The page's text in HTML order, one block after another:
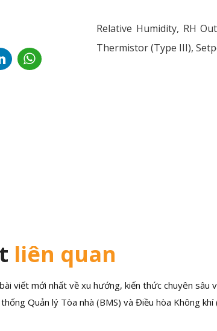
Relative Humidity, RH
Thermistor (Type III),
liên quan
viết mới nhất về xu hướng, kiến thức chuyên sâu
Quản lý Tòa nhà (BMS) và Điều hòa Không khí